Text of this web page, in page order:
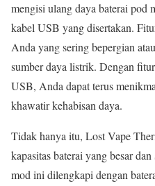
mengisi ulang daya baterai pod
kabel USB yang disertakan.
Anda yang sering bepergian
sumber daya listrik. Dengan
USB, Anda dapat terus
khawatir kehabisan daya.
Tidak hanya itu, Lost Vape
kapasitas baterai yang besar
mod ini dilengkapi dengan